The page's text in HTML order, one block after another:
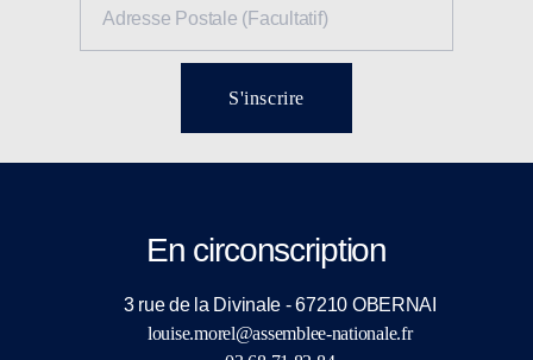
S'inscrire
En circonscription
3 rue de la Divinale - 67210 OBERNAI
louise.morel@assemblee-nationale.fr